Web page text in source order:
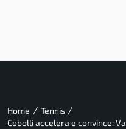
Home / Tennis /
Cobolli accelera e convince: